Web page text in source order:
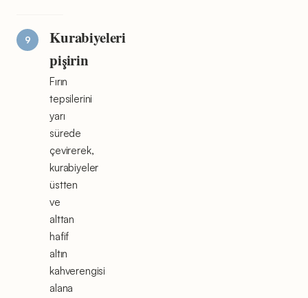
Kurabiyeleri
pişirin
Fırın
tepsilerini
yarı
sürede
çevirerek,
kurabiyeler
üstten
ve
alttan
hafif
altın
kahverengisi
alana